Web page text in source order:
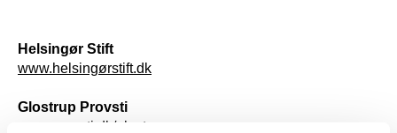
Helsingør Stift
www.helsingørstift.dk
Glostrup Provsti
www.provsti.dk/glostrup